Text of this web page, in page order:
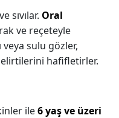
sıvılar. Oral
ve reçeteyle
veya sulu gözler,
hafifletirler.
ile6 yaş ve üzeri